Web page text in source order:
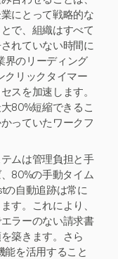
にとって戦略的な
で、組織はすべて
れていない時間に
界のリーディング
クリックタイマー
スを加速します。
80%短縮できるこ
っていたワークフ
ムは管理負担と手
80%の手動タイム
の自動追跡は常に
す。これにより、
ラーのない請求書
築きます。さら
能を活用すること